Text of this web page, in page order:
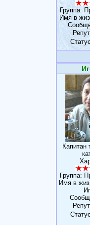
Группа:
Имя в
Капитан
Группа:
Имя в